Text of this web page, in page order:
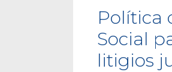
Política
Social
litigios